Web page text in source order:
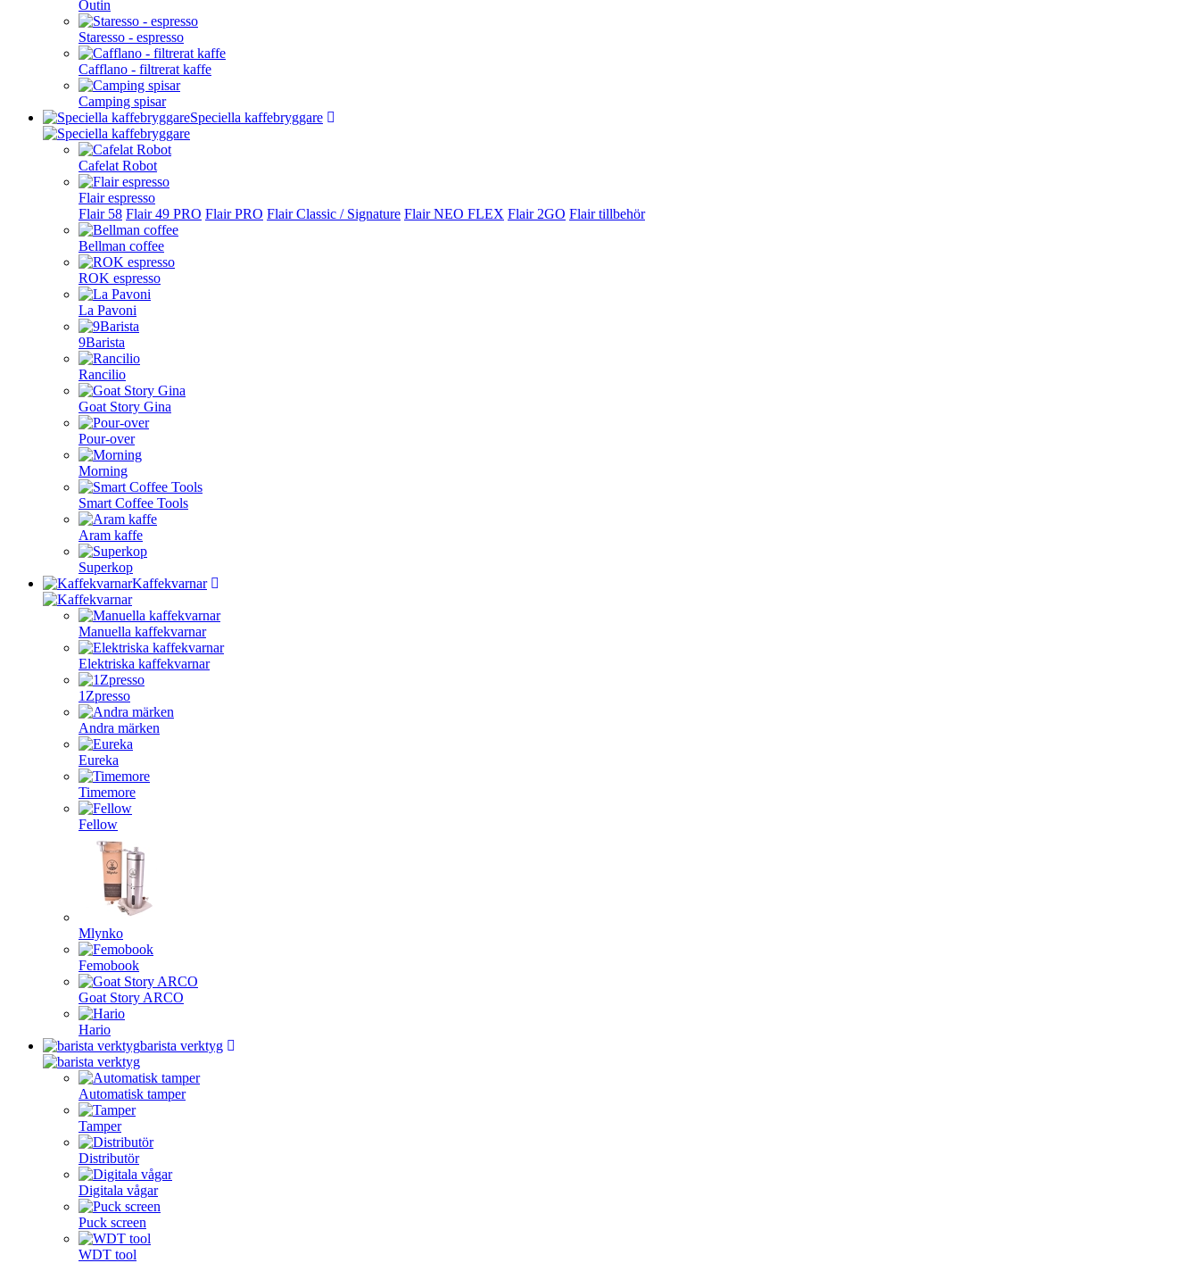
Outin
Staresso - espresso
Cafflano - filtrerat kaffe
Camping spisar
Speciella kaffebryggare
Cafelat Robot
Flair espresso
Flair 58 Flair 49 PRO Flair PRO Flair Classic / Signature Flair NEO FLEX Flair 2GO Flair tillbehör
Bellman coffee
ROK espresso
La Pavoni
9Barista
Rancilio
Goat Story Gina
Pour-over
Morning
Smart Coffee Tools
Aram kaffe
Superkop
Kaffekvarnar
Manuella kaffekvarnar
Elektriska kaffekvarnar
1Zpresso
Andra märken
Eureka
Timemore
Fellow
Mlynko
Femobook
Goat Story ARCO
Hario
barista verktyg
Automatisk tamper
Tamper
Distributör
Digitala vågar
Puck screen
WDT tool